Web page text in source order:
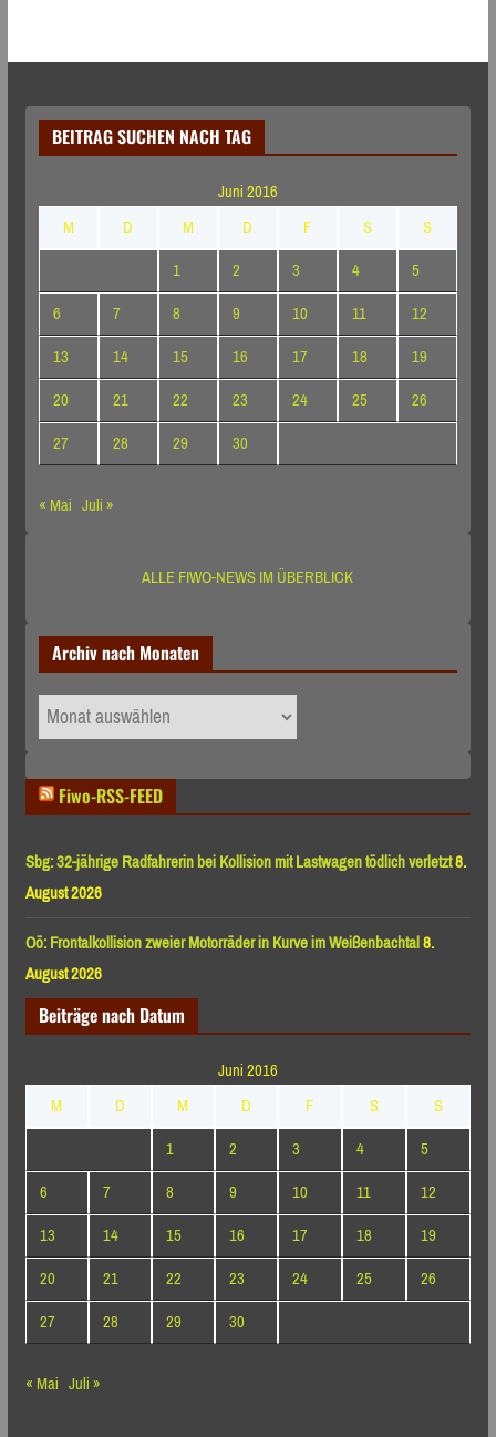
BEITRAG SUCHEN NACH TAG
Juni 2016
M
D M D F S
S
1
2 3 4
5
6
7 8 9 10 11
12
13
14 15 16 17 18
19
20
21 22 23 24 25
26
27
28 29
30
« Mai Juli »
ALLE FIWO-NEWS IM ÜBERBLICK
Archiv nach Monaten
Archiv
nach
Fiwo-RSS-FEED
Sbg: 32-jährige Radfahrerin bei Kollision mit Lastwagen tödlich verletzt8.
August 2026
Oö: Frontalkollision zweier Motorräder in Kurve im Weißenbachtal8.
August 2026
Beiträge nach Datum
Juni 2016
M
D M D F S
S
1
2 3 4
5
6
7 8 9 10 11
12
13
14 15 16 17 18
19
20
21 22 23 24 25
26
27
28 29
30
« Mai Juli »